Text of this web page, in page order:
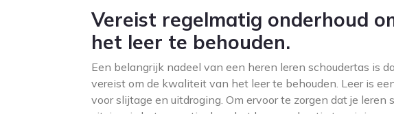
Vereist regelmatig onderhoud
het leer te behouden.
Een belangrijk nadeel van een heren leren schoudertas is
vereist om de kwaliteit van het leer te behouden. Leer is
voor slijtage en uitdroging. Om ervoor te zorgen dat je